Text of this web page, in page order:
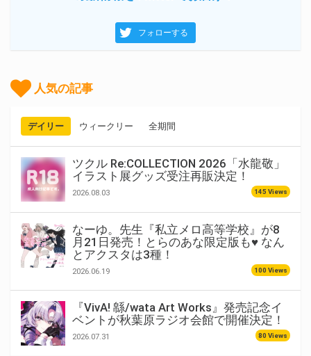
フォローする
人気の記事
デイリー ウィークリー 全期間
ツクル Re:COLLECTION 2026「水龍敬」
イラスト展グッズ受注再販決定！
2026.08.03 145 Views
なーゆ。先生『私立メロ高等学校』が8
月21日発売！とらのあな限定版も♥ なん
とアクスタは3種！
2026.06.19 100 Views
『VivA! 緜/wata Art Works』発売記念イ
ベントが秋葉原ラジオ会館で開催決定！
2026.07.31 80 Views